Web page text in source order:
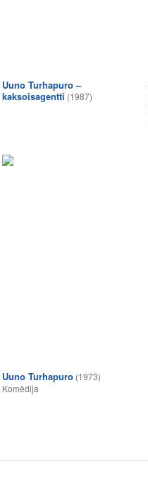
Uuno Turhapuro –
kaksoisagentti (1987)
Uuno Turhapuro (1973)
Komēdija